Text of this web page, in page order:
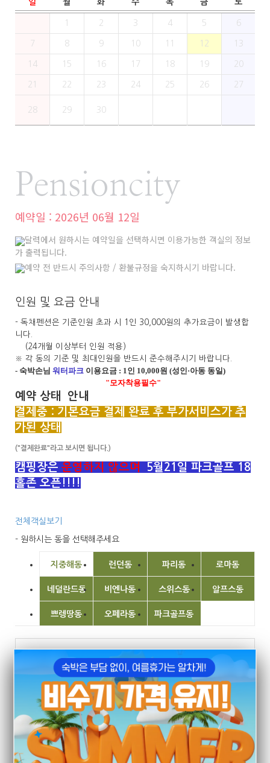
일 월 화 수 목 금 토
2 3 4 5 6
7 8 9 10 12 13
14 15 16 17 18 19 20
21 22 23 24 25 26 27
28 29 30
Pensioncity
예약일 : 2026년 06월 12일
달력에서 원하시는 예약일을 선택하시면 이용가능한 객실의 정보
가 출력됩니다.
예약 전 반드시 주의사항 / 환불규정을 숙지하시기 바랍니다.
인원 및 요금 안내
- 독채펜션은 기준인원 초과 시 1인 30,000원의 추가요금이 발생합
니다.
(24개월 이상부터 인원 적용)
※ 각 동의 기준 및 최대인원을 반드시 준수해주시기 바랍니다.
- 숙박손님 워터파크 이용요금 : 1인 10,000원 (성인·아동 동일)
"모자착용필수"
예약 상태 안내
결제중 : 기본요금 결제 완료 후 부가서비스가 추
가된 상태
("결제완료"라고 보시면 됩니다.)
캠핑장은 운영하지 않으며
5월21일 파크골프 18
홀존 오픈!!!!
전체객실보기
- 원하시는 동을 선택해주세요
지중해동 런던동 파리동 로마동
네덜란드동 비엔나동 스위스동 알프스동
쁘렝땅동 오페라동 파크골프동
지중해동
[비수기금요일] 180평형 30 ~ 40명
1,320,000원
객실명 기간 인원 예약현황 선택